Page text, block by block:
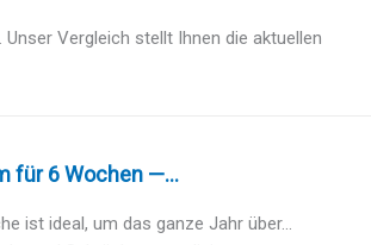
Vergleich stellt Ihnen die aktuellen
für 6 Wochen —...
ist ideal, um das ganze Jahr über...